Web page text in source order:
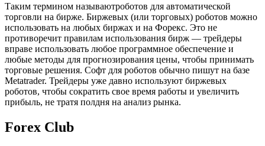
Таким термином называютроботов для автоматической
торговли на бирже. Биржевых (или торговых) роботов можно
использовать на любых биржах и на Форекс. Это не
противоречит правилам использования бирж — трейдеры
вправе использовать любое программное обеспечение и
любые методы для прогнозирования цены, чтобы принимать
торговые решения. Софт для роботов обычно пишут на базе
Metatrader. Трейдеры уже давно используют биржевых
роботов, чтобы сократить свое время работы и увеличить
прибыль, не тратя полдня на анализ рынка.
Forex Club